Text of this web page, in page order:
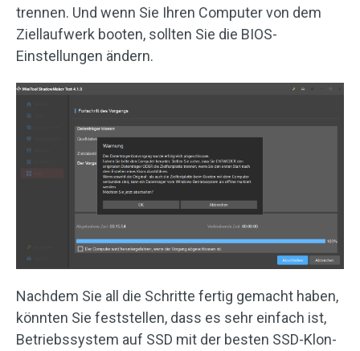
trennen. Und wenn Sie Ihren Computer von dem
Ziellaufwerk booten, sollten Sie die BIOS-
Einstellungen ändern.
Nachdem Sie all die Schritte fertig gemacht haben,
könnten Sie feststellen, dass es sehr einfach ist,
Betriebssystem auf SSD mit der besten SSD-Klon-